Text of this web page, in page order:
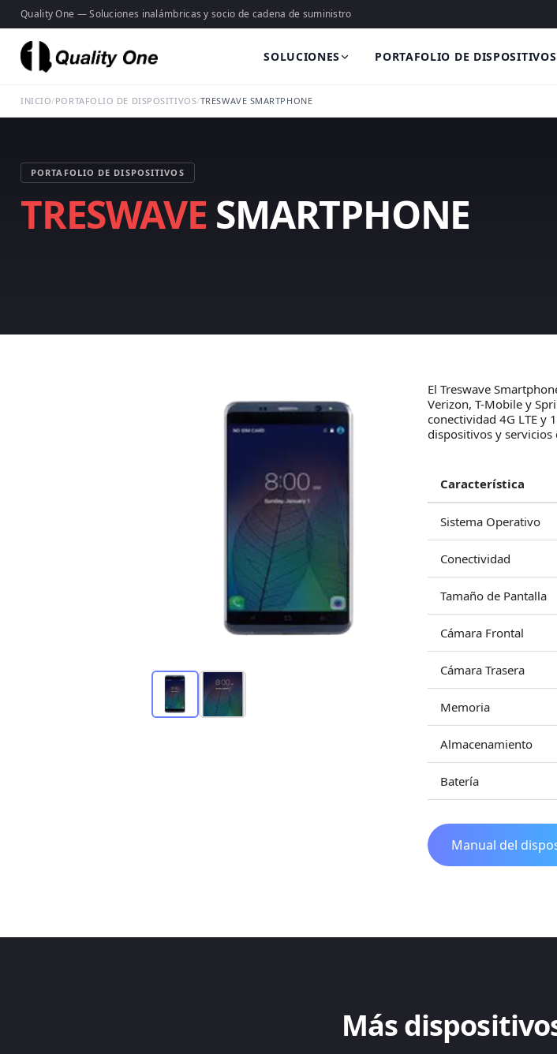
Quality One — Soluciones inalámbricas y socio de cadena de suministro
SOLUCIONES PORTAFOLIO DE DISPOSITIVOS
INICIO/PORTAFOLIO DE DISPOSITIVOS/TRESWAVE SMARTPHONE
PORTAFOLIO DE DISPOSITIVOS
TRESWAVE SMARTPHONE
El Treswave
Verizon, T-Mobile y
conectividad 4G LTE y
dispositivos y servicios
Característica
Sistema Operativo
Conectividad
Tamaño de Pantalla
Cámara Frontal
Cámara Trasera
Memoria
Almacenamiento
Batería
Manual del
Más